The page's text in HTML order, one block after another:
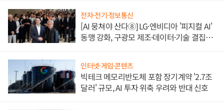
전자·전기·정보통신
[AI 뭉쳐야 산다⑧] LG·엔비디아 '피지컬 AI'
동맹 강화, 구광모 제조·데이터·기술 결집
인터넷·게임·콘텐츠
빅테크 메모리반도체 포함 장기계약 '2.7조
달러' 규모, AI 투자 위축 우려와 반대 신호